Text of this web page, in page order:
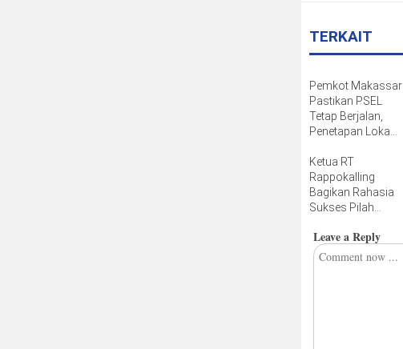
TERKAIT
Pemkot Makassar
Pastikan PSEL
Tetap Berjalan,
Penetapan Lokasi
Ketua RT
Rappokalling
Bagikan Rahasia
Sukses Pilah
Dapat Sembako
dari Bank Sampah
Leave a Reply